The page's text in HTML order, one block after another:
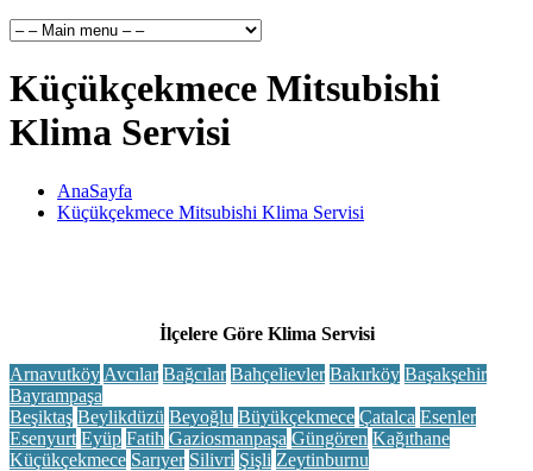
Küçükçekmece Mitsubishi
Klima Servisi
AnaSayfa
Küçükçekmece Mitsubishi Klima Servisi
İlçelere Göre Klima Servisi
Arnavutköy Avcılar Bağcılar Bahçelievler Bakırköy Başakşehir
Bayrampaşa
Beşiktaş Beylikdüzü Beyoğlu Büyükçekmece Çatalca Esenler
Esenyurt Eyüp Fatih Gaziosmanpaşa Güngören Kağıthane
Küçükçekmece Sarıyer Silivri Şişli Zeytinburnu